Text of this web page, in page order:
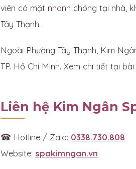
viên có mặt nhanh chóng tại nhà,
Tây Thạnh.
Ngoài Phường Tây Thạnh, Kim
TP. Hồ Chí Minh. Xem chi tiết tại
Liên hệ Kim Ngân
☎ Hotline / Zalo: 0338.730.808
Website: spakimngan.vn